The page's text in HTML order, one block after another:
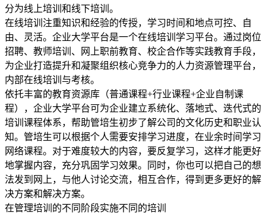
分为线上培训和线下培训。
在线培训注重知识和经验的传授，学习时间和地点可控、自
由、灵活。企业大学平台是一个在线培训学习平台。通过岗位
招聘、教师培训、网上职前教育、校企合作等实践教育手段，
为企业打造提升和凝聚组织核心竞争力的人力资源管理平台，
内部在线培训与考核。
依托丰富的教育资源库（普通课程+行业课程+企业自制课
程），企业大学平台可为企业建立系统化、落地式、迭代式的
培训课程体系，帮助管培生初步了解公司的文化历史和职业认
知。管培生可以根据个人需要安排学习进度，在业余时间学习
网络课程。对于难度较大的内容，要反复学习，这样才能更好
地掌握内容，充分巩固学习效果。同时，你也可以把自己的想
法发到网上，与他人讨论交流，相互合作，得到更多更好的解
决方案和解决方案。
在管理培训的不同阶段实施不同的培训